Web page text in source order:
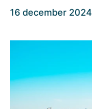
16 december 2024